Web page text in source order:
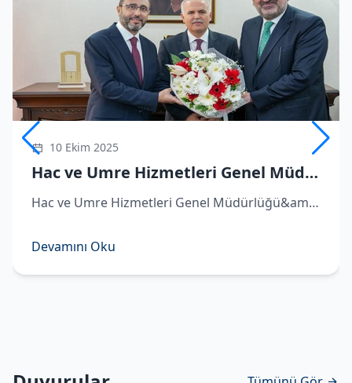
10 Ekim 2025
Hac ve Umre Hizmetleri Genel Müdürü Demirhan göreve başladı
Hac ve Umre Hizmetleri Genel Müdürlüğü&amp;#039;ne atanan Hüseyin Demirhan görevi Remzi Bircan&amp;#039;dan devraldı. ​Hac ve Umre Hizmetleri Genel Müdürlüğü&amp;#039;ne atanan Hüseyin Demirhan, Diyanet İşleri Başkanlığı&amp;#039;nda d
Devamını Oku